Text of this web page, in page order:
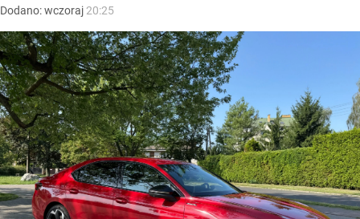
Dodano:wczoraj 20:25